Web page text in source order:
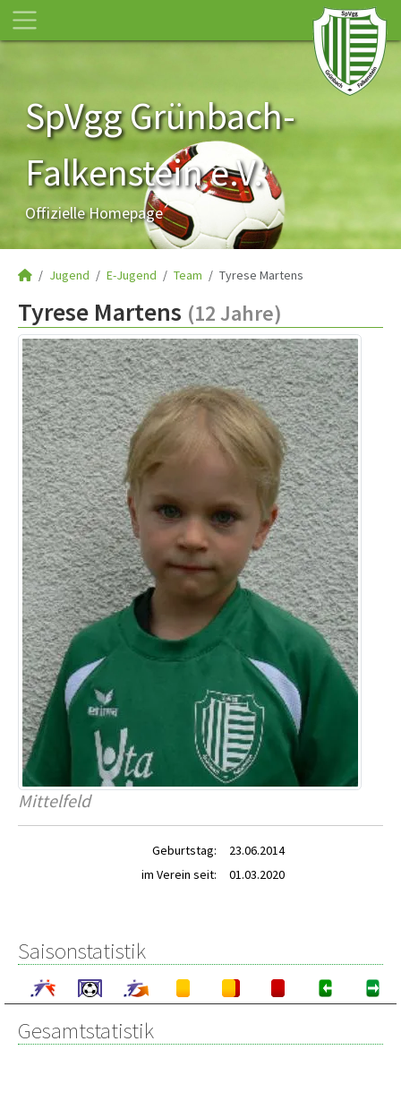
SpVgg Grünbach-
Falkenstein e.V.
Offizielle Homepage
Jugend E-Jugend Team Tyrese Martens
Tyrese Martens (12 Jahre)
Mittelfeld
Geburtstag:
23.06.2014
im Verein seit:
01.03.2020
Saisonstatistik
Gesamtstatistik